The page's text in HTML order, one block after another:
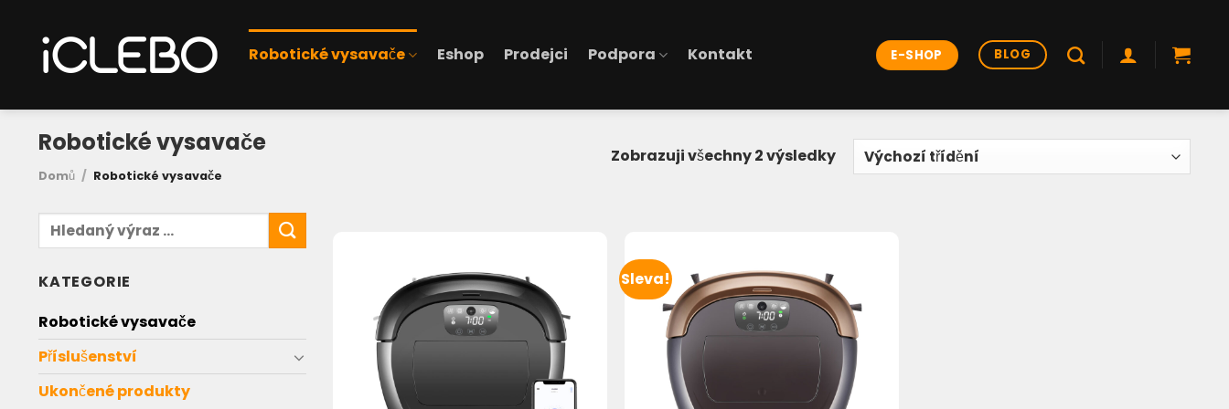
obsah
Robotické vysavače Eshop Prodejci Podpora Kontakt E-SHOP BLOG
Robotické vysavače
Domů / Robotické vysavače
Zobrazuji všechny 2 výsledky
Hledat:
KATEGORIE
Robotické vysavače
Příslušenství
Ukončené produkty
Sleva!